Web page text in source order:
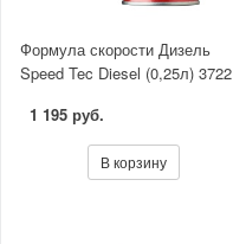
Формула скорости Дизель
Speed Tec Diesel (0,25л) 3722
1 195 руб.
В корзину